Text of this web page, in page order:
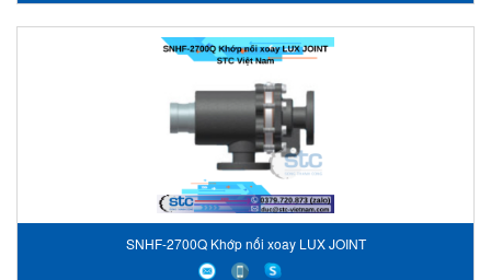
SNHF-2700Q Khớp nối xoay LUX JOINT